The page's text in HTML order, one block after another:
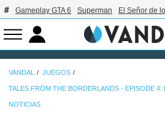
Gameplay GTA 6 Superman El Señor de
VANDAL JUEGOS
TALES FROM THE BORDERLANDS - EPISODE 4:
NOTICIAS